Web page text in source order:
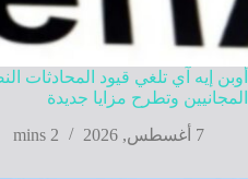
المجانيين وتطرح مزايا جديدة
7 أغسطس, 2026
2 mins